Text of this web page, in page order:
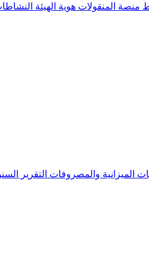
منصة المنقولات هوية الهيئة
الميزانية والمصروفات التقرير